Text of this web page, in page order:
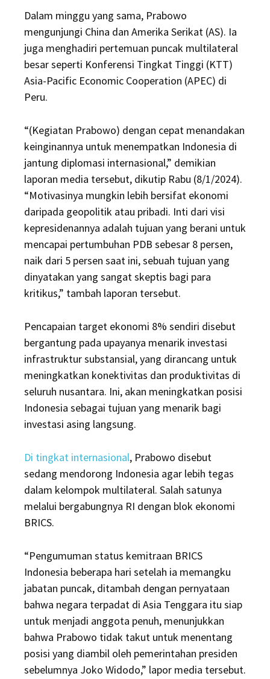
Dalam minggu yang sama, Prabowo
mengunjungi China dan Amerika Serikat (AS). Ia
juga menghadiri pertemuan puncak multilateral
besar seperti Konferensi Tingkat Tinggi (KTT)
Asia-Pacific Economic Cooperation (APEC) di
Peru.
“(Kegiatan Prabowo) dengan cepat menandakan
keinginannya untuk menempatkan Indonesia di
jantung diplomasi internasional,” demikian
laporan media tersebut, dikutip Rabu (8/1/2024).
“Motivasinya mungkin lebih bersifat ekonomi
daripada geopolitik atau pribadi. Inti dari visi
kepresidenannya adalah tujuan yang berani untuk
mencapai pertumbuhan PDB sebesar 8 persen,
naik dari 5 persen saat ini, sebuah tujuan yang
dinyatakan yang sangat skeptis bagi para
kritikus,” tambah laporan tersebut.
Pencapaian target ekonomi 8% sendiri disebut
bergantung pada upayanya menarik investasi
infrastruktur substansial, yang dirancang untuk
meningkatkan konektivitas dan produktivitas di
seluruh nusantara. Ini, akan meningkatkan posisi
Indonesia sebagai tujuan yang menarik bagi
investasi asing langsung.
Di tingkat internasional, Prabowo disebut
sedang mendorong Indonesia agar lebih tegas
dalam kelompok multilateral. Salah satunya
melalui bergabungnya RI dengan blok ekonomi
BRICS.
“Pengumuman status kemitraan BRICS
Indonesia beberapa hari setelah ia memangku
jabatan puncak, ditambah dengan pernyataan
bahwa negara terpadat di Asia Tenggara itu siap
untuk menjadi anggota penuh, menunjukkan
bahwa Prabowo tidak takut untuk menentang
posisi yang diambil oleh pemerintahan presiden
sebelumnya Joko Widodo,” lapor media tersebut.